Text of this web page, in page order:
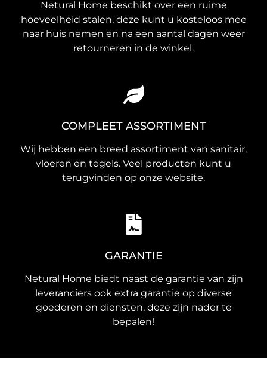
Netural Home beschikt over een ruime
hoeveelheid stalen, deze kunt u kosteloos mee
naar huis nemen en na een aantal dagen weer
retourneren in de winkel.
COMPLEET ASSORTIMENT
Wij hebben een breed assortiment van sanitair,
vloeren en tegels. Veel producten kunt u
terugvinden op onze website.
GARANTIE
Netural Home biedt naast de garantie van zijn
leveranciers ook extra garantie op diverse
goederen en diensten, deze zijn nader te
bepalen!